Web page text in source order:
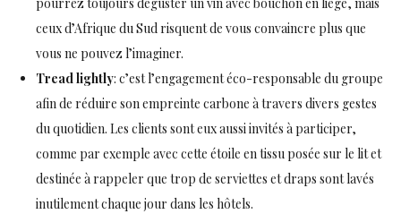
ceux d’Afrique du Sud risquent de vous convaincre plus que
vous ne pouvez l’imaginer.
Tread lightly: c’est l’engagement éco-responsable du groupe
afin de réduire son empreinte carbone à travers divers gestes
du quotidien. Les clients sont eux aussi invités à participer,
comme par exemple avec cette étoile en tissu posée sur le lit et
destinée à rappeler que trop de serviettes et draps sont lavés
inutilement chaque jour dans les hôtels.